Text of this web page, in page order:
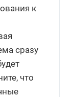
к
сразу
что